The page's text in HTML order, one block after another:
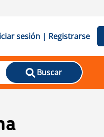
sesión | Registrarse
Buscar